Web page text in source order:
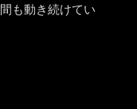
も動き続けてい